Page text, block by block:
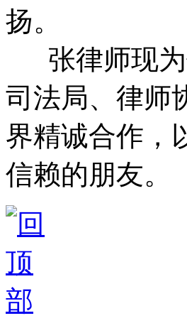
扬。
张律师现为
司法局、律师
界精诚合作，
信赖的朋友。